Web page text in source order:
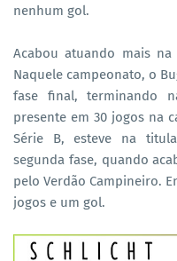
nenhum gol.
Acabou atuando mais na
Naquele campeonato, o
fase final, terminando
presente em 30 jogos na
Série B, esteve na
segunda fase, quando
pelo Verdão Campineiro.
jogos e um gol.